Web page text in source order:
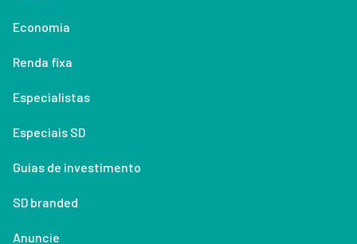
Economia
Renda fixa
Especialistas
Especiais SD
Guias de investimento
SD branded
Anuncie